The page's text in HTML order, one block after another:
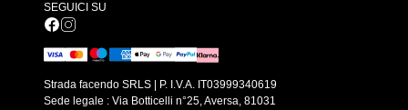
SEGUICI SU
Strada facendo SRLS | P. I.V.A. IT03999340619
Sede legale : Via Botticelli n°25, Aversa, 81031